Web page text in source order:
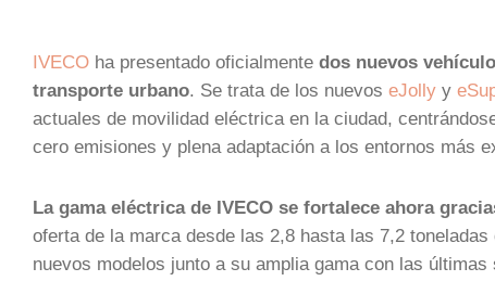
IVECO ha presentado oficialmente dos nuevos
transporte urbano. Se trata de los nuevos eJolly y
actuales de movilidad eléctrica en la ciudad,
cero emisiones y plena adaptación a los entornos más
La gama eléctrica de IVECO se fortalece ahora
oferta de la marca desde las 2,8 hasta las 7,2
nuevos modelos junto a su amplia gama con las